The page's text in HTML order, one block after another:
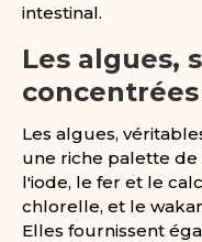
intestinal.
Les algues,
Les algues,
une riche palette
l'iode, le fer et le
chlorelle, et le
Elles fournissent